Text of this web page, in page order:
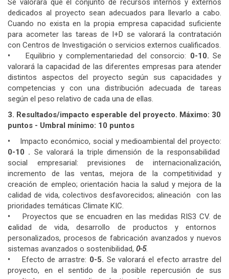
Se valorará que el conjunto de recursos internos y externos
dedicados al proyecto sean adecuados para llevarlo a cabo.
Cuando no exista en la propia empresa capacidad suficiente
para acometer las tareas de I+D se valorará la contratación
con Centros de Investigación o servicios externos cualificados.
• Equilibrio y complementariedad del consorcio: 0-10. Se
valorará la capacidad de las diferentes empresas para atender
distintos aspectos del proyecto según sus capacidades y
competencias y con una distribución adecuada de tareas
según el peso relativo de cada una de ellas.
3. Resultados/impacto esperable del proyecto. Máximo: 30
puntos - Umbral mínimo: 10 puntos
• Impacto económico, social y medioambiental del proyecto:
0-10 . Se valorará la triple dimensión de la responsabilidad
social empresarial: previsiones de internacionalización,
incremento de las ventas, mejora de la competitividad y
creación de empleo; orientación hacia la salud y mejora de la
calidad de vida, colectivos desfavorecidos; alineación con las
prioridades temáticas Climate KIC.
• Proyectos que se encuadren en las medidas RIS3 CV. de
calidad de vida, desarrollo de productos y entornos
personalizados, procesos de fabricación avanzados y nuevos
sistemas avanzados o sostenibilidad, 0-5.
• Efecto de arrastre: 0-5. Se valorará el efecto arrastre del
proyecto, en el sentido de la posible repercusión de sus